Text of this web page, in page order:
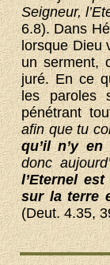
Seigneur,
6.8). Dans
lorsque Dieu
un serment,
juré. En ce
les paroles
pénétrant
afin que tu
qu’il n’y
donc
l’Eternel
sur la terre
(Deut. 4.35,